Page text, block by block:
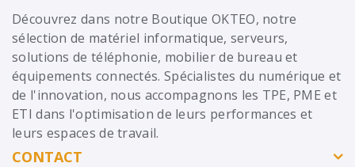
Découvrez dans notre Boutique OKTEO, notre
sélection de matériel informatique, serveurs,
solutions de téléphonie, mobilier de bureau et
équipements connectés. Spécialistes du numérique et
de l'innovation, nous accompagnons les TPE, PME et
ETI dans l'optimisation de leurs performances et
leurs espaces de travail.
CONTACT